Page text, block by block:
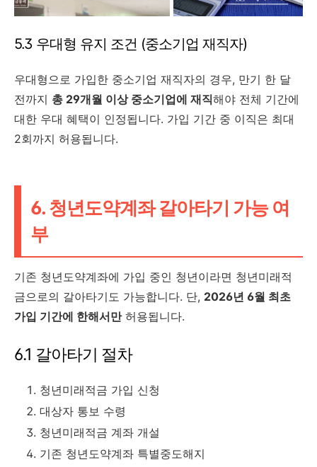
5.3 우대형 유지 조건 (중소기업 재직자)
우대형으로 가입한 중소기업 재직자의 경우, 만기 한 달
전까지 총 29개월 이상 중소기업에 재직해야 전체 기간에
대한 우대 혜택이 인정됩니다. 가입 기간 중 이직은 최대
2회까지 허용됩니다.
6. 청년도약계좌 갈아타기 가능 여
부
기존 청년도약계좌에 가입 중인 청년이라면 청년미래적
금으로의 갈아타기도 가능합니다. 단, 2026년 6월 최초
가입 기간에 한해서만허용됩니다.
6.1 갈아타기 절차
청년미래적금 가입 신청
대상자 통보 수령
청년미래적금 계좌 개설
기존 청년도약계좌 특별중도해지